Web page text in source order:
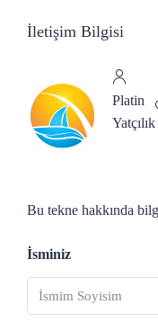
İletişim Bilgisi
Platin
Yatçılık
Bu tekne hakkında
İsminiz